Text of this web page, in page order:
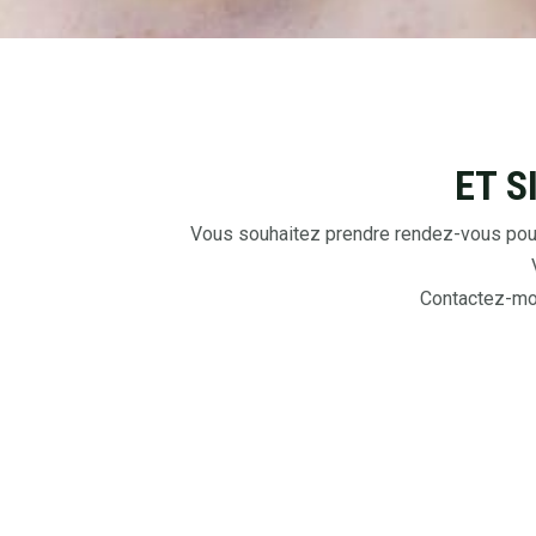
ET
Vous souhaitez prendre rendez-vous
Contactez-